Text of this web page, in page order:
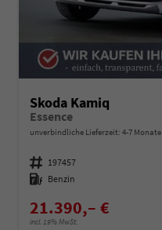
Skoda Kamiq
Essence
unverbindliche Lieferzeit: 4-7 Monate
Fahrzeugnummer 197457
Kraftstoff Benzin
21.390,– €
incl. 19% MwSt.